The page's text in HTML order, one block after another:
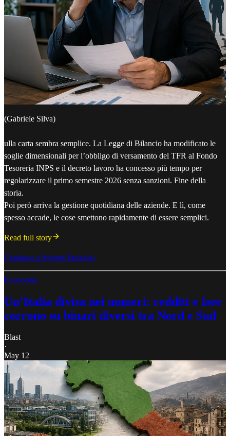
(Gabriele Silva)
ulla carta sembra semplice. La Legge di Bilancio ha modificato le
soglie dimensionali per l’obbligo di versamento del TFR al Fondo
Tesoreria INPS e il decreto lavoro ha concesso più tempo per
regolarizzare il primo semestre 2026 senza sanzioni. Fine della
storia.
Poi però arriva la gestione quotidiana delle aziende. E lì, come
spesso accade, le cose smettono rapidamente di essere semplici.
Read full story
Continua a leggere l'articolo
Economia
Un’Italia divisa nei numeri: redditi e Isee
corrono su binari diversi tra Nord e Sud
Blast
·
May 12